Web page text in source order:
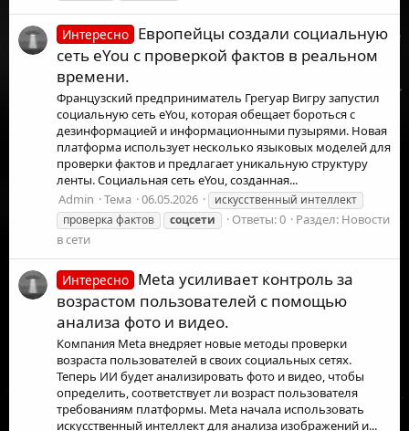
Интересно Европейцы создали социальную
сеть eYou с проверкой фактов в реальном
времени.
Французский предприниматель Грегуар Вигру запустил
социальную сеть eYou, которая обещает бороться с
дезинформацией и информационными пузырями. Новая
платформа использует несколько языковых моделей для
проверки фактов и предлагает уникальную структуру
ленты. Социальная сеть eYou, созданная...
Admin
Тема 06.05.2026
искусственный интеллект
проверка фактов
соцсети Ответы: 0 Раздел: Новости
в сети
Интересно Meta усиливает контроль за
возрастом пользователей с помощью
анализа фото и видео.
Компания Meta внедряет новые методы проверки
возраста пользователей в своих социальных сетях.
Теперь ИИ будет анализировать фото и видео, чтобы
определить, соответствует ли возраст пользователя
требованиям платформы. Meta начала использовать
искусственный интеллект для анализа изображений и...